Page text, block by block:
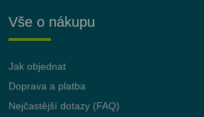
Vše o nákupu
Jak objednat
Doprava a platba
Nejčastější dotazy (FAQ)